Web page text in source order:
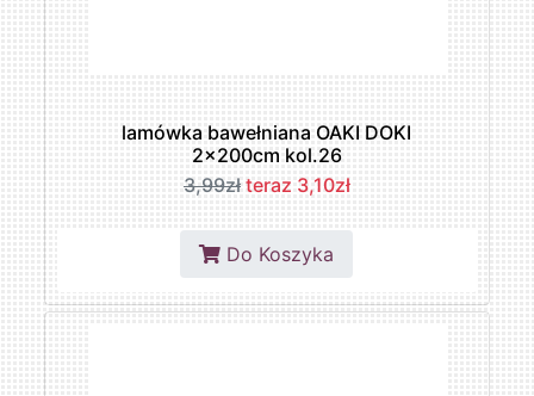
lamówka bawełniana OAKI DOKI
2x200cm kol.26
3,99zł teraz 3,10zł
Do Koszyka